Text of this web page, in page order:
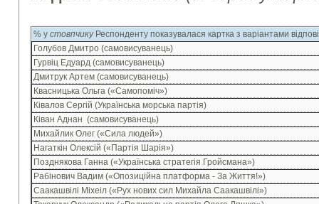
% у стовпчику Респонденту показувалася картка з варіантами
Голубов Дмитро (самовисуванець)
Гурвіц Едуард (самовисуванець)
Дмитрук Артем (самовисуванець)
Квасницька Ольга («Самопоміч»)
Ківалов Сергій (Українська морська партія)
Ківан Аднан (самовисуванець)
Михайлик Олег («Сила людей»)
Нагаткін Олексій («Партія Шарія»)
Позднякова Ганна («Українська стратегія Гройсмана»)
Рабінович Вадим («Опозиційна платформа - За Життя!»)
Саакашвілі Міхеіл («Рух нових сил Михайла Саакашвілі»)